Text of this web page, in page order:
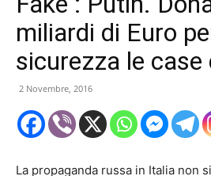
miliardi di Euro
sicurezza le
2 Novembre, 2016
La propaganda russa in Italia non